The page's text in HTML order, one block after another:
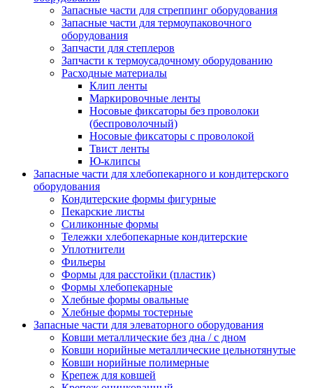
Запасные части для стреппинг оборудования
Запасные части для термоупаковочного
оборудования
Запчасти для степлеров
Запчасти к термоусадочному оборудованию
Расходные материалы
Клип ленты
Маркировочные ленты
Носовые фиксаторы без проволоки
(беспроволочный)
Носовые фиксаторы с проволокой
Твист ленты
Ю-клипсы
Запасные части для хлебопекарного и кондитерского
оборудования
Кондитерские формы фигурные
Пекарские листы
Силиконные формы
Тележки хлебопекарные кондитерские
Уплотнители
Фильеры
Формы для расстойки (пластик)
Формы хлебопекарные
Хлебные формы овальные
Хлебные формы тостерные
Запасные части для элеваторного оборудования
Ковши металлические без дна / с дном
Ковши норийные металлические цельнотянутые
Ковши норийные полимерные
Крепеж для ковшей